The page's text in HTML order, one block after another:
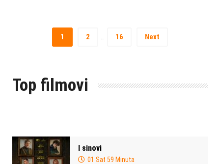
1 2 16 Next
Top filmovi
I sinovi
01 Sat 59 Minuta